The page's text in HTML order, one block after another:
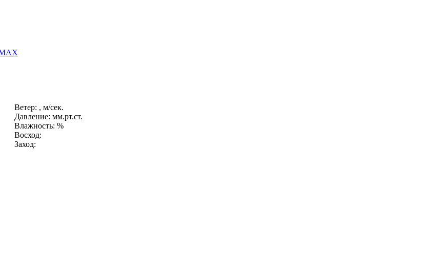
Ветер: , м/сек.
Давление: мм.рт.ст.
Влажность: %
Восход:
Заход: